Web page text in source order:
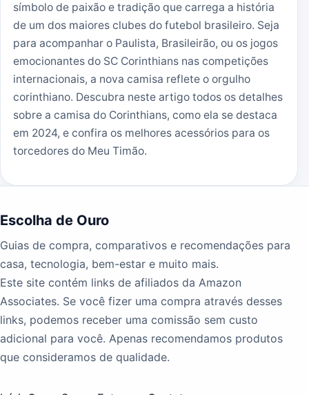
símbolo de paixão e tradição que carrega a história
de um dos maiores clubes do futebol brasileiro. Seja
para acompanhar o Paulista, Brasileirão, ou os jogos
emocionantes do SC Corinthians nas competições
internacionais, a nova camisa reflete o orgulho
corinthiano. Descubra neste artigo todos os detalhes
sobre a camisa do Corinthians, como ela se destaca
em 2024, e confira os melhores acessórios para os
torcedores do Meu Timão.
Escolha de Ouro
Guias de compra, comparativos e recomendações para
casa, tecnologia, bem-estar e muito mais.
Este site contém links de afiliados da Amazon
Associates. Se você fizer uma compra através desses
links, podemos receber uma comissão sem custo
adicional para você. Apenas recomendamos produtos
que consideramos de qualidade.